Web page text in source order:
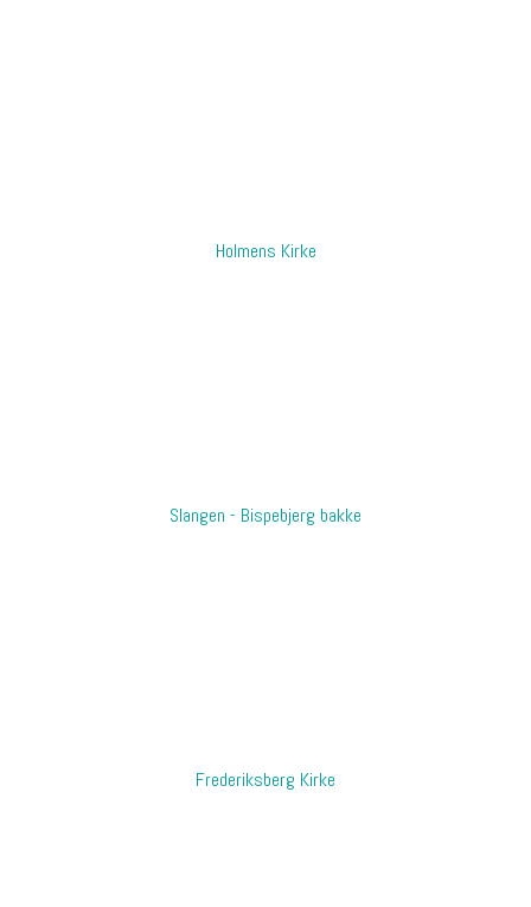
Holmens Kirke
Slangen - Bispebjerg bakke
​Frederiksberg Kirke